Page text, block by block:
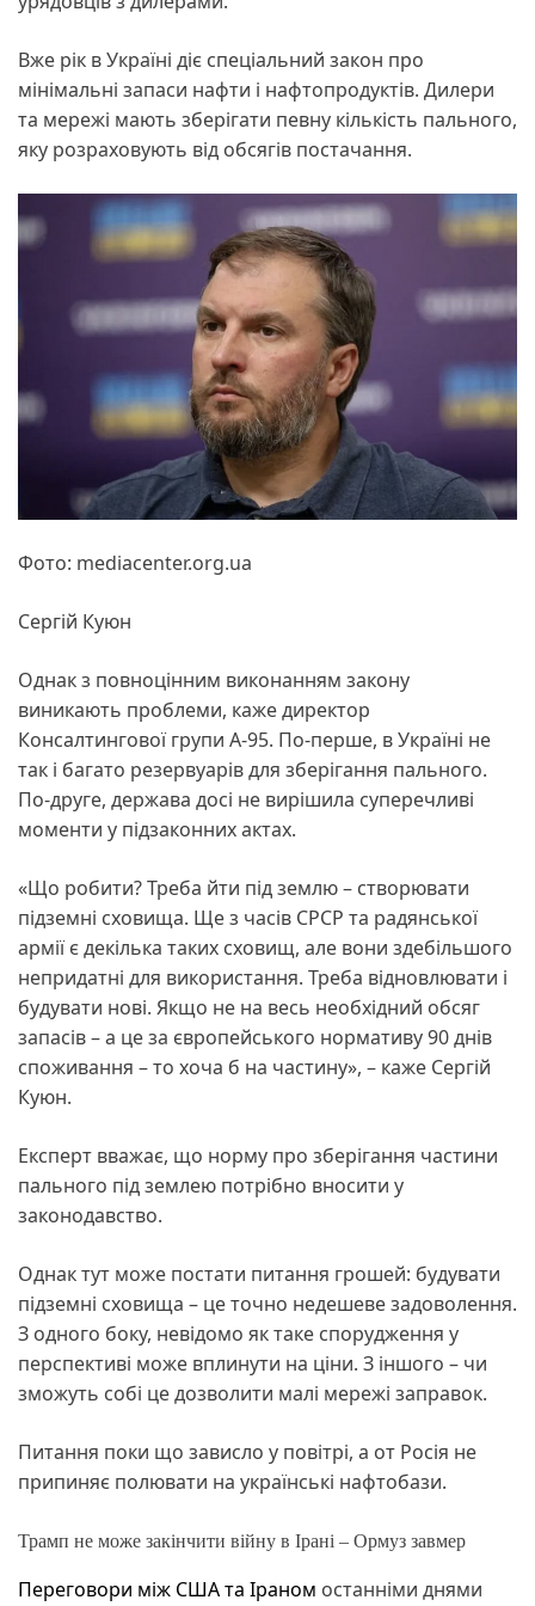
Вже рік в Україні діє спеціальний закон про
мінімальні запаси нафти і нафтопродуктів. Дилери
та мережі мають зберігати певну кількість пального,
яку розраховують від обсягів постачання.
Фото: mediacenter.org.ua
Сергій Куюн
Однак з повноцінним виконанням закону
виникають проблеми, каже директор
Консалтингової групи А-95. По-перше, в Україні не
так і багато резервуарів для зберігання пального.
По-друге, держава досі не вирішила суперечливі
моменти у підзаконних актах.
«Що робити? Треба йти під землю – створювати
підземні сховища. Ще з часів СРСР та радянської
армії є декілька таких сховищ, але вони здебільшого
непридатні для використання. Треба відновлювати і
будувати нові. Якщо не на весь необхідний обсяг
запасів – а це за європейського нормативу 90 днів
споживання – то хоча б на частину», – каже Сергій
Куюн.
Експерт вважає, що норму про зберігання частини
пального під землею потрібно вносити у
законодавство.
Однак тут може постати питання грошей: будувати
підземні сховища – це точно недешеве задоволення.
З одного боку, невідомо як таке спорудження у
перспективі може вплинути на ціни. З іншого – чи
зможуть собі це дозволити малі мережі заправок.
Питання поки що зависло у повітрі, а от Росія не
припиняє полювати на українські нафтобази.
Трамп не може закінчити війну в Ірані – Ормуз завмер
Переговори між США та Іраном останніми днями